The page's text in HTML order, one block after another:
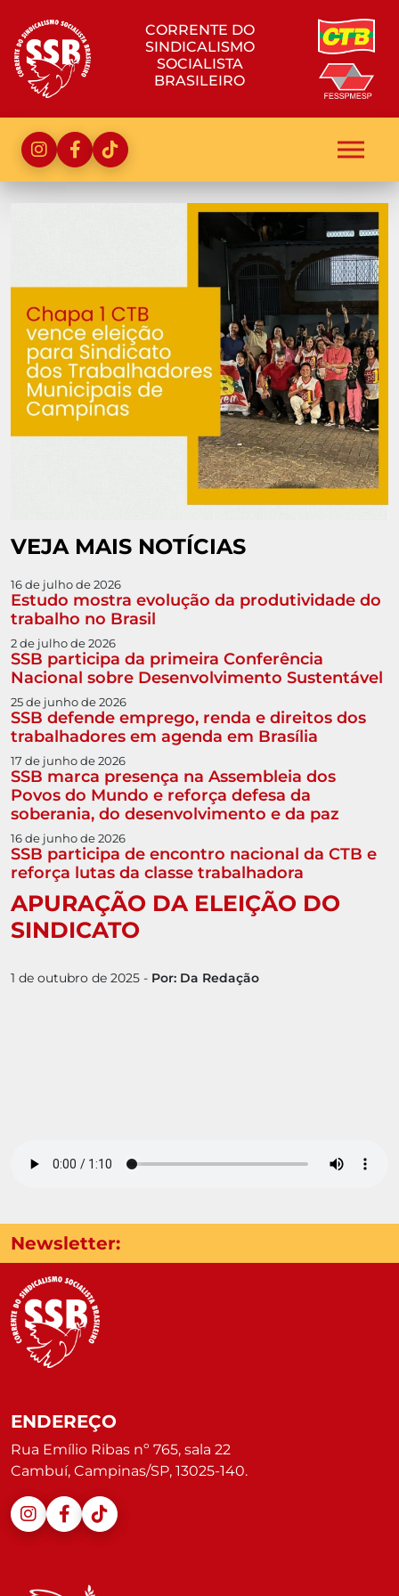
CORRENTE DO
SINDICALISMO
SOCIALISTA
BRASILEIRO
APURAÇÃO DA ELEIÇÃO DO
SINDICATO
1 de outubro de 2025 - Por: Da Redação
VEJA MAIS NOTÍCIAS
16 de julho de 2026
Estudo mostra evolução da produtividade do
trabalho no Brasil
2 de julho de 2026
SSB participa da primeira Conferência
Nacional sobre Desenvolvimento Sustentável
25 de junho de 2026
SSB defende emprego, renda e direitos dos
trabalhadores em agenda em Brasília
17 de junho de 2026
SSB marca presença na Assembleia dos
Povos do Mundo e reforça defesa da
soberania, do desenvolvimento e da paz
16 de junho de 2026
SSB participa de encontro nacional da CTB e
reforça lutas da classe trabalhadora
Newsletter:
ENDEREÇO
Rua Emílio Ribas nº 765, sala 22
Cambuí, Campinas/SP, 13025-140.